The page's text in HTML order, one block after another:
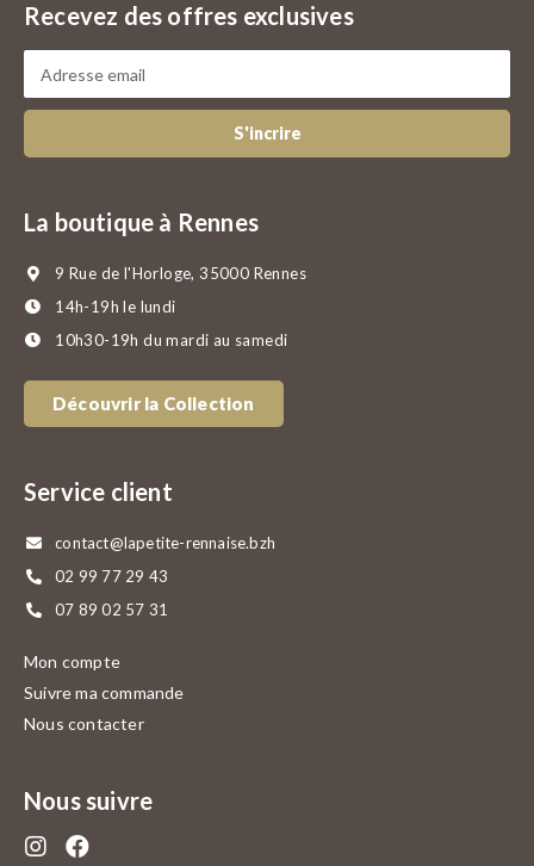
Recevez des offres exclusives
S'incrire
La boutique à Rennes
9 Rue de l'Horloge, 35000 Rennes
14h-19h le lundi
10h30-19h du mardi au samedi
Découvrir la Collection
Service client
contact@lapetite-rennaise.bzh
02 99 77 29 43
07 89 02 57 31
Mon compte
Suivre ma commande
Nous contacter
Nous suivre